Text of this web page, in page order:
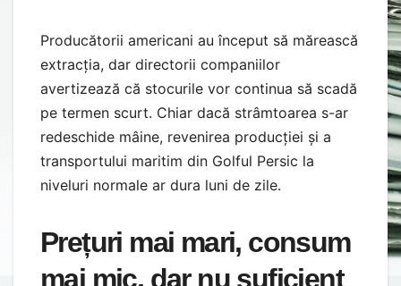
Producătorii americani au început să mărească
extracția, dar directorii companiilor
avertizează că stocurile vor continua să scadă
pe termen scurt. Chiar dacă strâmtoarea s-ar
redeschide mâine, revenirea producției și a
transportului maritim din Golful Persic la
niveluri normale ar dura luni de zile.
Prețuri mai mari, consum
mai mic, dar nu suficient